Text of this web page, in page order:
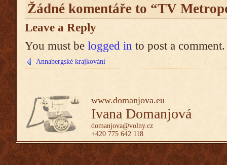
Žádné komentáře to “TV
Leave a Reply
You must be logged in to post a comment.
Annabergské krajkování
www.domanjova.eu
Ivana Domanjová
domanjova@volny.cz
+420 775 642 118